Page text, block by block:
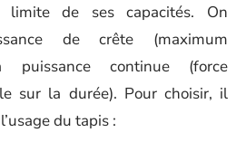
limite de ses capacités. On
de crête (maximum
continue (force
sur la durée). Pour choisir, il
du tapis :